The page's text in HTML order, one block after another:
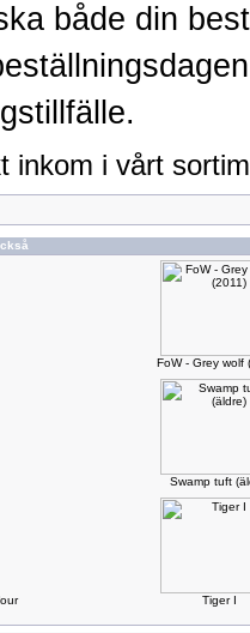
både din
inkom i vårt
FoW - Grey wolf
Swamp tuft
Tiger I